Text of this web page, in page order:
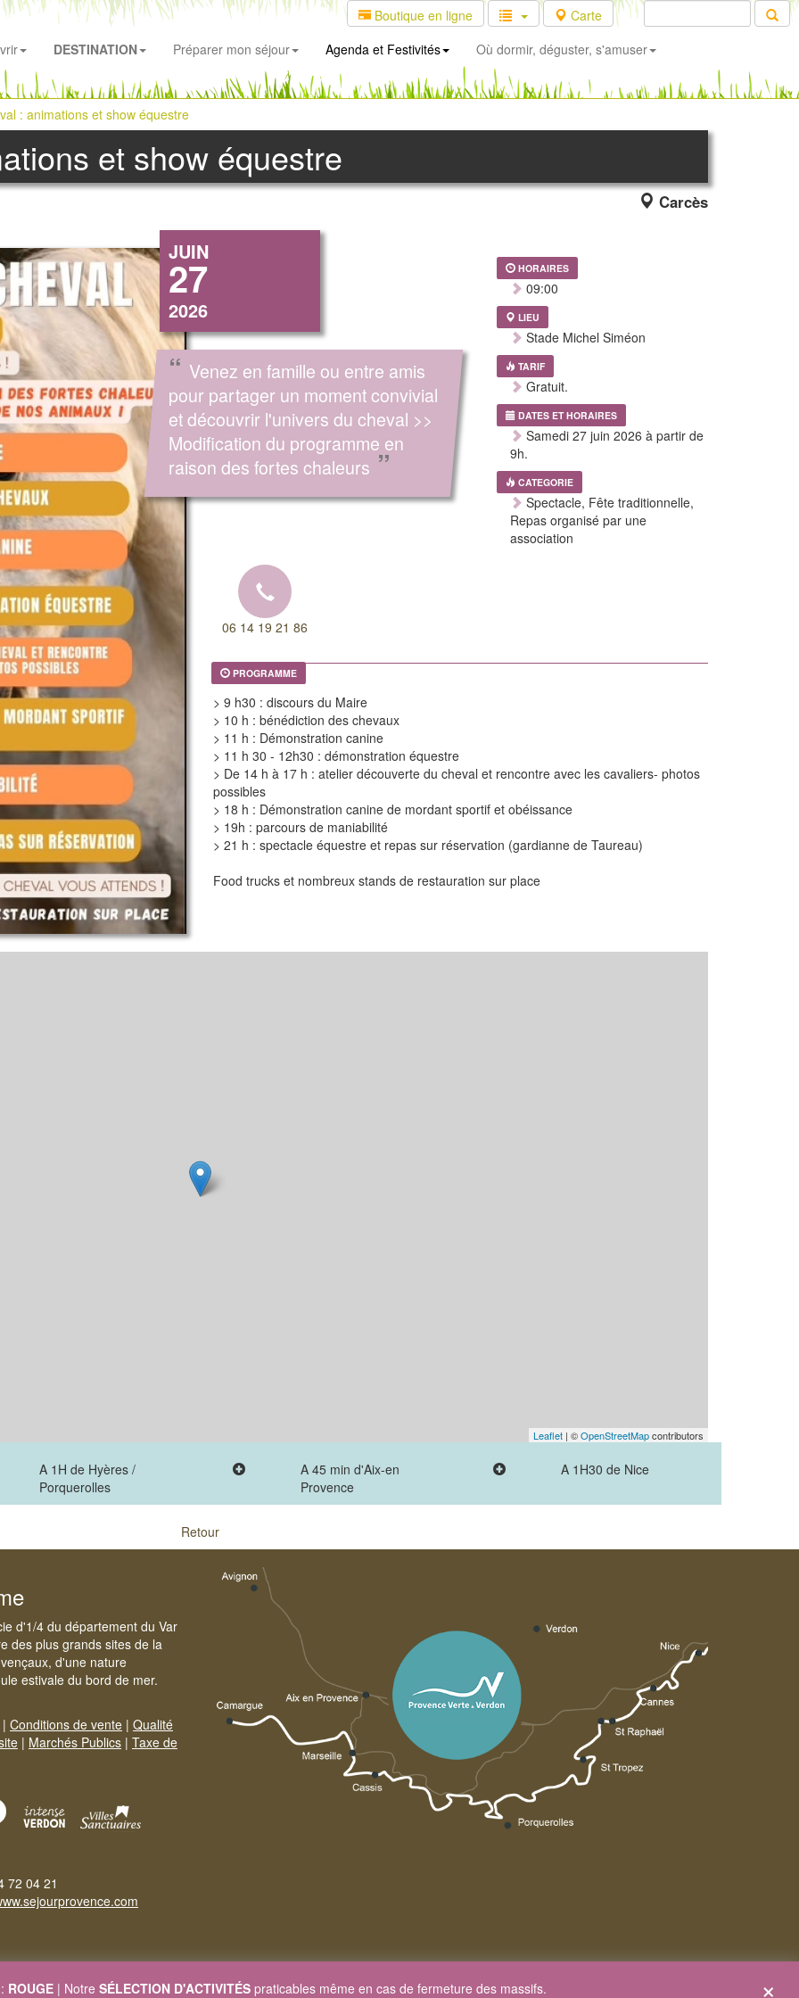
Boutique en ligne
Carte
DESTINATION Préparer mon séjour Agenda et Festivités Où dormir, déguster, s'amuser
: animations et show équestre
et show équestre
Carcès
JUIN
27
2026
“ Venez en famille ou entre amis
pour partager un moment convivial
et découvrir l'univers du cheval >>
Modification du programme en
raison des fortes chaleurs ”
HORAIRES
09:00
LIEU
Stade Michel Siméon
TARIF
Gratuit.
DATES ET HORAIRES
Samedi 27 juin 2026 à partir de
9h.
CATEGORIE
Spectacle, Fête traditionnelle,
Repas organisé par une
association
06 14 19 21 86
PROGRAMME
> 9 h30 : discours du Maire
> 10 h : bénédiction des chevaux
> 11 h : Démonstration canine
> 11 h 30 - 12h30 : démonstration équestre
> De 14 h à 17 h : atelier découverte du cheval et rencontre avec les cavaliers- photos
possibles
> 18 h : Démonstration canine de mordant sportif et obéissance
> 19h : parcours de maniabilité
> 21 h : spectacle équestre et repas sur réservation (gardianne de Taureau)
Food trucks et nombreux stands de restauration sur place
Leaflet | ©OpenStreetMapcontributors
A 1H de Hyères /
Porquerolles
A 45 min d'Aix-en
Provence
A 1H30 de Nice
Retour
d'1/4 du département du Var
des plus grands sites de la
d'une nature
estivale du bord de mer.
| Conditions de vente | Qualité
| Marchés Publics | Taxe de
72 04 21
×
ROUGE | Notre SÉLECTION D'ACTIVITÉS praticables même en cas de fermeture des massifs.